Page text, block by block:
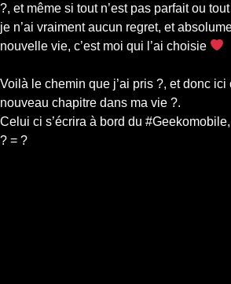
?, et même si tout n’est pas parfait ou
je n’ai vraiment aucun regret, et
nouvelle vie, c’est moi qui l’ai choisie
Voilà le chemin que j’ai pris ?, et donc ici
nouveau chapitre dans ma vie ?.
Celui ci s’écrira à bord du
? = ?